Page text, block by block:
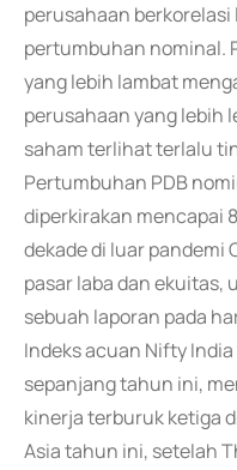
perusahaan
pertumbuhan nominal.
yang lebih lambat
perusahaan yang lebih
saham terlihat terlalu
Pertumbuhan PDB
diperkirakan mencapai
dekade di luar pandemi
pasar laba dan ekuitas,
sebuah laporan pada
Indeks acuan Nifty
sepanjang tahun ini,
kinerja terburuk ketiga
Asia tahun ini, setelah